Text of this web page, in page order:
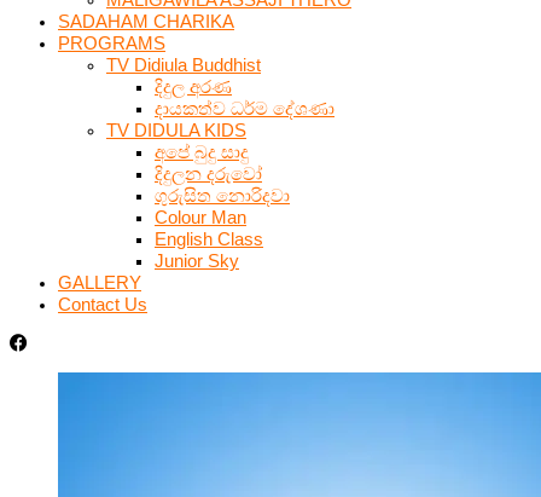
SADAHAM CHARIKA
PROGRAMS
TV Didiula Buddhist
දිදුල අරණ
දායකත්ව ධර්ම දේශණා
TV DIDULA KIDS
අපේ බුදු සාදු
දිදුලන දරුවෝ
ගුරුසිත නොරිදවා
Colour Man
English Class
Junior Sky
GALLERY
Contact Us